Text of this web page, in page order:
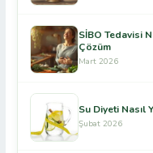
SİBO Tedavisi
Çözüm
Mart 2026
Su Diyeti Nasıl
Şubat 2026